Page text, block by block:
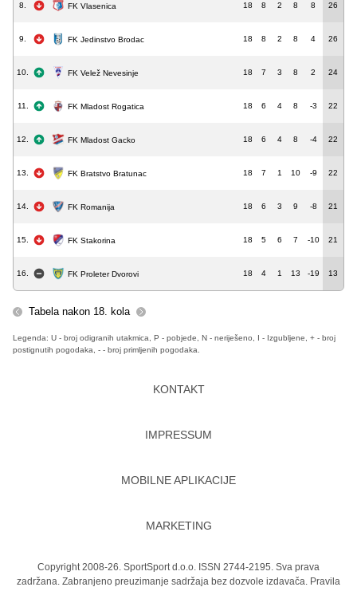
8. FK Vlasenica 18 8 2 8 8 26
9. FK Jedinstvo Brodac 18 8 2 8 4 26
10. FK Velež Nevesinje 18 7 3 8 2 24
11. FK Mladost Rogatica 18 6 4 8 -3 22
12. FK Mladost Gacko 18 6 4 8 -4 22
13. FK Bratstvo Bratunac 18 7 1 10 -9 22
14. FK Romanija 18 6 3 9 -8 21
15. FK Stakorina 18 5 6 7 -10 21
16. FK Proleter Dvorovi 18 4 1 13 -19 13
Tabela nakon 18. kola
Legenda: U - broj odigranih utakmica, P - pobjede, N - neriješeno, I - Izgubljene, + - broj
postignutih pogodaka, - - broj primljenih pogodaka.
KONTAKT
IMPRESSUM
MOBILNE APLIKACIJE
MARKETING
Copyright 2008-26. SportSport d.o.o. ISSN 2744-2195. Sva prava
zadržana. Zabranjeno preuzimanje sadržaja bez dozvole izdavača. Pravila